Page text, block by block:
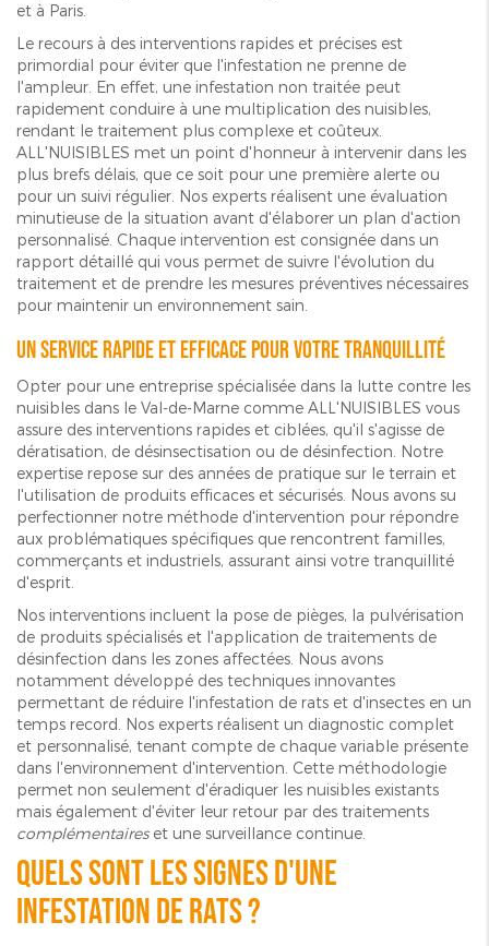
et à Paris.
Le recours à des interventions rapides et précises est
primordial pour éviter que l'infestation ne prenne de
l'ampleur. En effet, une infestation non traitée peut
rapidement conduire à une multiplication des nuisibles,
rendant le traitement plus complexe et coûteux.
ALL'NUISIBLES met un point d'honneur à intervenir dans les
plus brefs délais, que ce soit pour une première alerte ou
pour un suivi régulier. Nos experts réalisent une évaluation
minutieuse de la situation avant d'élaborer un plan d'action
personnalisé. Chaque intervention est consignée dans un
rapport détaillé qui vous permet de suivre l'évolution du
traitement et de prendre les mesures préventives nécessaires
pour maintenir un environnement sain.
Un service rapide et efficace pour votre tranquillité
Opter pour une entreprise spécialisée dans la lutte contre les
nuisibles dans le Val-de-Marne comme ALL'NUISIBLES vous
assure des interventions rapides et ciblées, qu'il s'agisse de
dératisation, de désinsectisation ou de désinfection. Notre
expertise repose sur des années de pratique sur le terrain et
l'utilisation de produits efficaces et sécurisés. Nous avons su
perfectionner notre méthode d'intervention pour répondre
aux problématiques spécifiques que rencontrent familles,
commerçants et industriels, assurant ainsi votre tranquillité
d'esprit.
Nos interventions incluent la pose de pièges, la pulvérisation
de produits spécialisés et l'application de traitements de
désinfection dans les zones affectées. Nous avons
notamment développé des techniques innovantes
permettant de réduire l'infestation de rats et d'insectes en un
temps record. Nos experts réalisent un diagnostic complet
et personnalisé, tenant compte de chaque variable présente
dans l'environnement d'intervention. Cette méthodologie
permet non seulement d'éradiquer les nuisibles existants
mais également d'éviter leur retour par des traitements
complémentaireset une surveillance continue.
Quels sont les signes d'une
infestation de rats ?